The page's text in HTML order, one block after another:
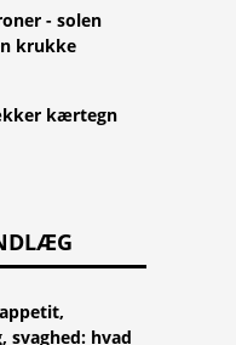
- solen
krukke
kærtegn
svaghed: hvad